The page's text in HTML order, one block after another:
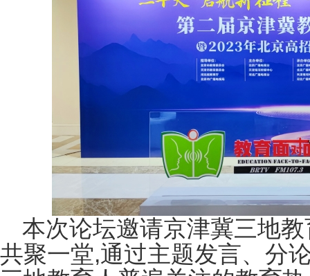
本次论坛邀请京津冀三地
共聚一堂,通过主题发言、分